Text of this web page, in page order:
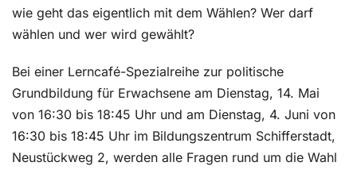
wie geht das eigentlich mit dem Wählen? Wer darf
wählen und wer wird gewählt?
Bei einer Lerncafé-Spezialreihe zur politische
Grundbildung für Erwachsene am Dienstag, 14. Mai
von 16:30 bis 18:45 Uhr und am Dienstag, 4. Juni von
16:30 bis 18:45 Uhr im Bildungszentrum Schifferstadt,
Neustückweg 2, werden alle Fragen rund um die Wahl